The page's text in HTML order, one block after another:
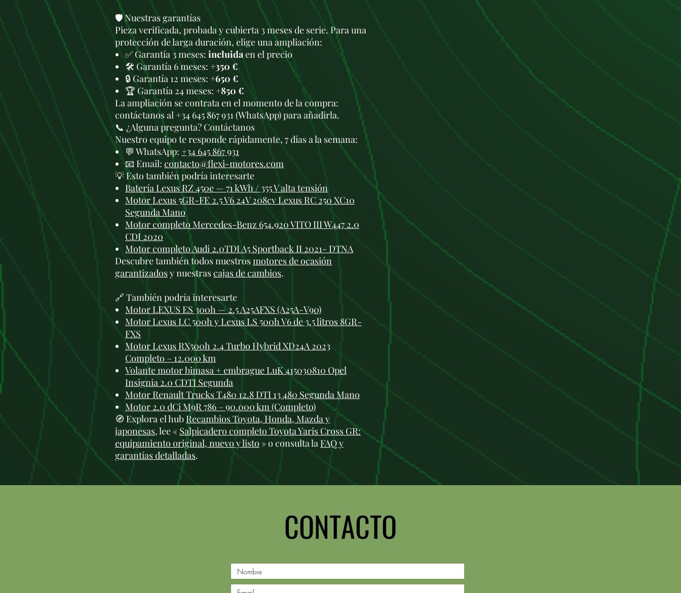
🛡️ Nuestras garantías
Pieza verificada, probada y cubierta 3 meses de serie. Para una
protección de larga duración, elige una ampliación:
✅ Garantía 3 meses: incluidaen el precio
🛠️ Garantía 6 meses: +350 €
🔒 Garantía 12 meses: +650 €
🏆 Garantía 24 meses: +850 €
La ampliación se contrata en el momento de la compra:
contáctanos al +34 645 867 931 (WhatsApp) para añadirla.
📞 ¿Alguna pregunta? Contáctanos
Nuestro equipo te responde rápidamente, 7 días a la semana:
💬 WhatsApp: +34 645 867 931
📧 Email: contacto@flexi-motores.com
💡 Esto también podría interesarte
Batería Lexus RZ 450e — 71 kWh / 355 V alta tensión
Motor Lexus 5GR-FE 2.5 V6 24V 208cv Lexus RC 250 XC10
Segunda Mano
Motor completo Mercedes-Benz 654.920 VITO III W447 2.0
CDI 2020
Motor completo Audi 2.0TDI A5 Sportback II 2021- DTNA
Descubre también todos nuestrosmotores de ocasión
garantizadosy nuestrascajas de cambios.
🔗 También podría interesarte
Motor LEXUS ES 300h — 2.5 A25AFXS (A25A-V90)
Motor Lexus LC 500h y Lexus LS 500h V6 de 3.5 litros 8GR-
FXS
Motor Lexus RX500h 2.4 Turbo Hybrid XD24A 2023
Completo – 12.000 km
Volante motor bimasa + embrague LuK 415030810 Opel
Insignia 2.0 CDTI Segunda
Motor Renault Trucks T480 12.8 DTI 13 480 Segunda Mano
Motor 2.0 dCi M9R 786 – 90.000 km (Completo)
🧭 Explora el hub Recambios Toyota, Honda, Mazda y
japonesas, lee « Salpicadero completo Toyota Yaris Cross GR:
equipamiento original, nuevo y listo » o consulta la FAQ y
garantías detalladas.
CONTACTO